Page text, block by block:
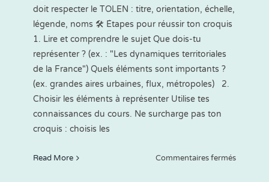
doit respecter le TOLEN : titre, orientation, échelle,
légende, noms 🛠️ Étapes pour réussir ton croquis
1. Lire et comprendre le sujet Que dois-tu
représenter ? (ex. : "Les dynamiques territoriales
de la France") Quels éléments sont importants ?
(ex. grandes aires urbaines, flux, métropoles) 2.
Choisir les éléments à représenter Utilise tes
connaissances du cours. Ne surcharge pas ton
croquis : choisis les
Read More Commentaires ferméssur